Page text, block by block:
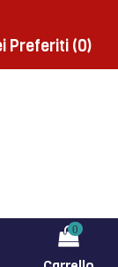
Preferiti (0)
0